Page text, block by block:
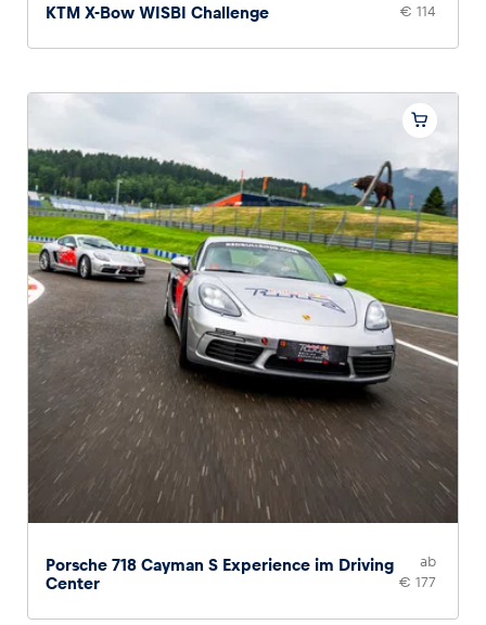
KTM X-Bow WISBI Challenge
€ 114
Porsche 718 Cayman S Experience im Driving
Center
ab
€ 177